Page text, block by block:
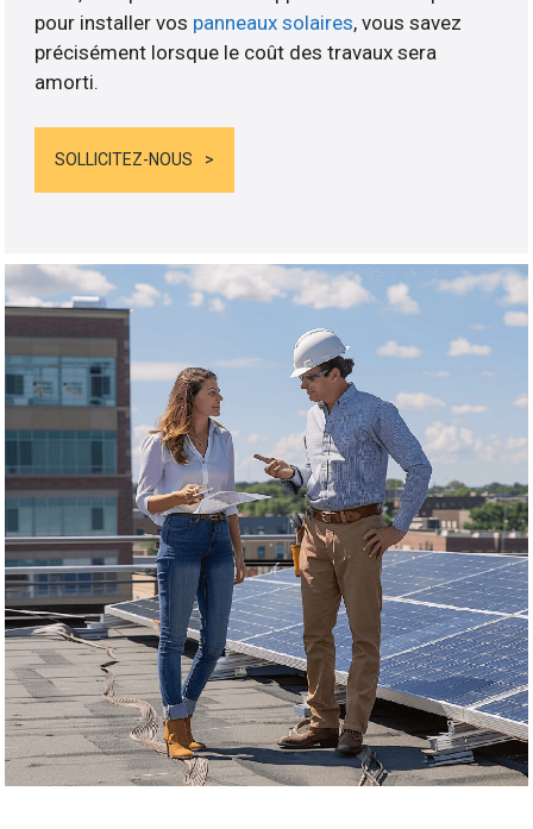
pour installer vos panneaux solaires, vous savez
précisément lorsque le coût des travaux sera
amorti.
SOLLICITEZ-NOUS